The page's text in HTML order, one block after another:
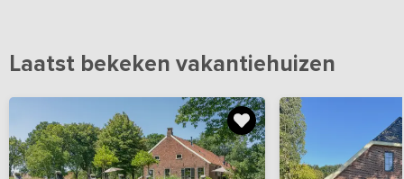
Laatst bekeken vakantiehuizen